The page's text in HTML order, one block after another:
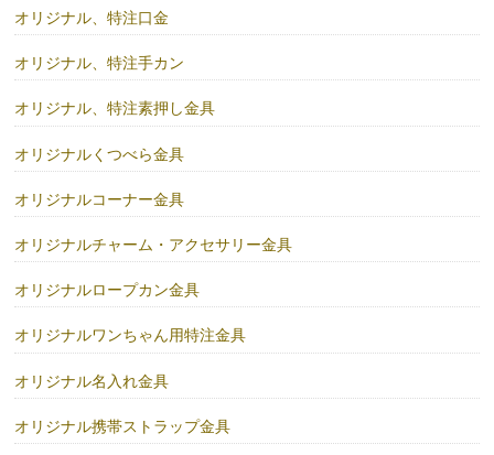
オリジナル、特注口金
オリジナル、特注手カン
オリジナル、特注素押し金具
オリジナルくつべら金具
オリジナルコーナー金具
オリジナルチャーム・アクセサリー金具
オリジナルロープカン金具
オリジナルワンちゃん用特注金具
オリジナル名入れ金具
オリジナル携帯ストラップ金具